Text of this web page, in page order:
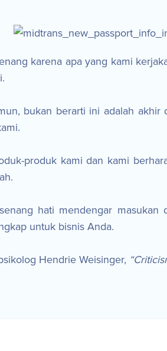
karena apa yang kami
bukan berarti ini adalah
produk kami dan kami
hati mendengar masukan
untuk bisnis Anda.
Hendrie Weisinger,